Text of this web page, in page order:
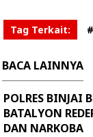
Tag Terkait:
BACA LAINNYA
POLRES BINJAI
BATALYON
DAN NARKOBA